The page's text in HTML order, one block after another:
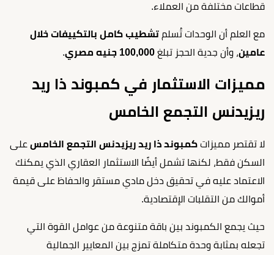
قطاعات مختلفة من العملاء.
مع العلم أن الوحدات تُسلم تشطيب كامل بالتكييفات خلال
عامين، وأن جدية الحجز تبلغ 100,000 جنيه مصري .
مميزات الاستثمار في كمبوند ذا ريد
ريزيدنس التجمع الخامس
لا تقتصر مميزات كمبوند ذا ريد ريزيدنس التجمع الخامس على
السكن فقط، لكنها تشمل أيضًا الاستثمار العقاري الذي يمكنك
الاعتماد عليه في تحقيق دخل مادي مستقر والحفاظ على قيمة
أموالك من التقلبات الإقتصادية.
حيث يجمع الكمبوند بين باقة متنوعة من عوامل القوة التي
تجعله بمثابة وحدة متكاملة تمزج بين المعايير الجمالية